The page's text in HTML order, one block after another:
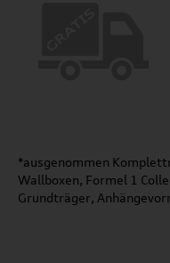
*ausgenommen
Wallboxen, Formel 1
Grundträger,